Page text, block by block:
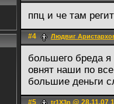
ппц и че там
#4 Людвиг
большего бреда
овнят наши по
большие деньги
#5 tr1X3n @ 28.11.07